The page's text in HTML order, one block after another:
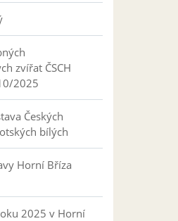
zvířat ČSCH
2025
Českých
bílých
Horní Bříza
2025 v Horní